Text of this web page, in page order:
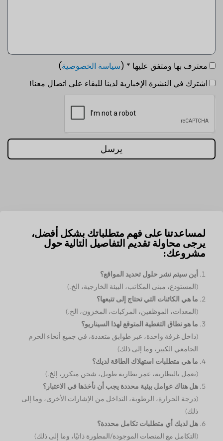
معترف بها ومتفق عليها * (سياسة الخصوصية)
اشترك في النشرة الإخبارية لدينا للبقاء على اتصال معنا!
يرسل
لمساعدتنا على فهم متطلباتك بشكل أفضل،
يرجى محاولة تقديم التفاصيل التالية حول
مشروعك:
أين سيتم نشر حلول تحديد المواقع؟
(المستودع، مبنى المكاتب، البيئة الخارجية، الخ.)
ما هي الكائنات التي تحتاج إلى تتبعها؟
(المعدات، الموظفين، المركبات، المخزون، الخ.)
ما هو نطاق التغطية المتوقع لهذا السيناريو؟
(داخل غرفة واحدة، عبر طوابق متعددة، في جميع أنحاء الحرم
الجامعي الكبير، وما إلى ذلك)
ما هي متطلبات استهلاك الطاقة لديك؟
(تعمل بالبطارية، عمر بطارية طويل، شحن متكرر، إلخ.)
هل هناك عوامل بيئية محددة يجب أن نأخذها في الاعتبار؟
(درجة الحرارة، الرطوبة، التداخل من الإشارات الأخرى، وما إلى
ذلك)
هل لديك أي متطلبات تكامل محددة؟
(التكامل مع المنصات الموجودة/المطورة ذاتيًا، وما إلى ذلك)